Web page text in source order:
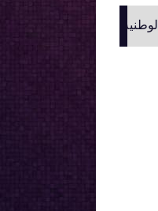
نتائج و لوائح الناجحين في